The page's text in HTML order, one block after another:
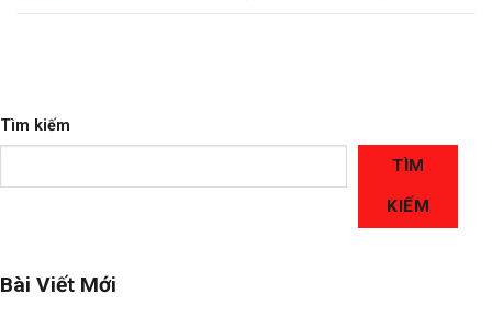
Tìm kiếm
TÌM
KIẾM
Bài Viết Mới